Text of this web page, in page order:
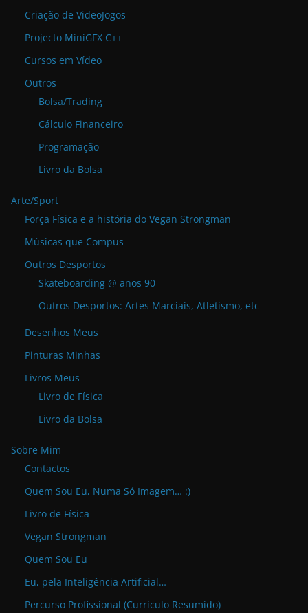
Criação de VideoJogos
Projecto MiniGFX C++
Cursos em Vídeo
Outros
Bolsa/Trading
Cálculo Financeiro
Programação
Livro da Bolsa
Arte/Sport
Força Física e a história do Vegan Strongman
Músicas que Compus
Outros Desportos
Skateboarding @ anos 90
Outros Desportos: Artes Marciais, Atletismo, etc
Desenhos Meus
Pinturas Minhas
Livros Meus
Livro de Física
Livro da Bolsa
Sobre Mim
Contactos
Quem Sou Eu, Numa Só Imagem… :)
Livro de Física
Vegan Strongman
Quem Sou Eu
Eu, pela Inteligência Artificial…
Percurso Profissional (Currículo Resumido)